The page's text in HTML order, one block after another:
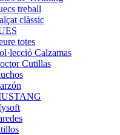
treball
clàssic
totes
Calzamas
Cutillas